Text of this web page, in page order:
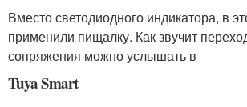
Вместо светодиодного индикатора, в
применили пищалку. Как звучит
сопряжения можно услышать в
Tuya Smart